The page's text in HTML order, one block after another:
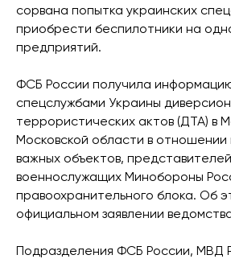
сорвана попытка украинских
приобрести беспилотники на
предприятий.
ФСБ России получила
спецслужбами Украины
террористических актов (ДТА) в
Московской области в отношении
важных объектов,
военнослужащих Минобороны
правоохранительного блока. Об
официальном заявлении
Подразделения ФСБ России, МВД